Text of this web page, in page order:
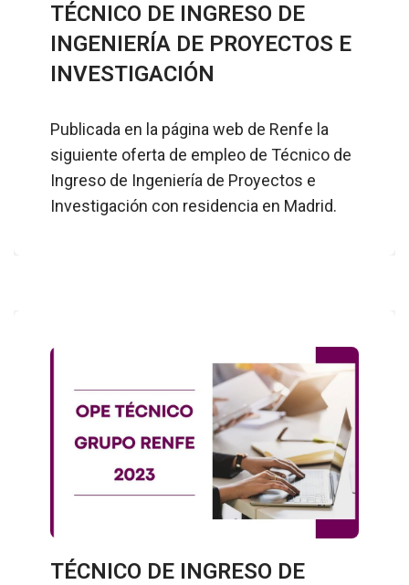
TÉCNICO DE INGRESO DE
INGENIERÍA DE PROYECTOS E
INVESTIGACIÓN
Publicada en la página web de Renfe la
siguiente oferta de empleo de Técnico de
Ingreso de Ingeniería de Proyectos e
Investigación con residencia en Madrid.
TÉCNICO DE INGRESO DE